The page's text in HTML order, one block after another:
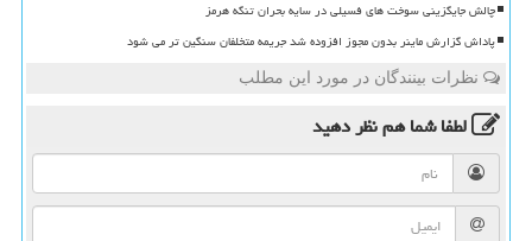
چالش جایگزینی سوخت های فسیلی در سایه بحران تنگه هرمز
پاداش گزارش ماینر بدون مجوز افزوده شد جریمه متخلفان سنگین تر می شود
نظرات بینندگان در مورد این مطلب
لطفا شما همنظر دهید